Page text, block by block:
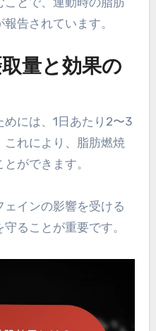
告されています。
量と効果の
には、1日あたり2〜3
れにより、脂肪燃焼
ができます。
インの影響を受ける
ることが重要です。